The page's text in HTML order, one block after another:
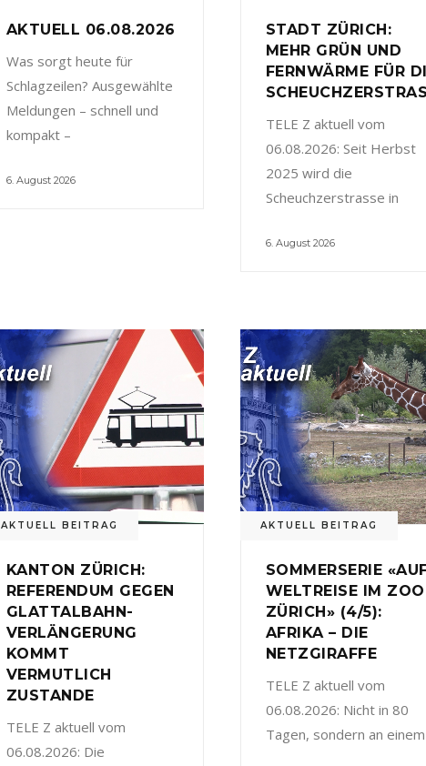
AKTUELL 06.08.2026
Was sorgt heute für
Schlagzeilen? Ausgewählte
Meldungen – schnell und
kompakt –
6. August 2026
STADT ZÜRICH:
MEHR GRÜN UND
FERNWÄRME FÜR
TELE Z aktuell vom
06.08.2026: Seit Herbst
2025 wird die
Scheuchzerstrasse in
6. August 2026
AKTUELL BEITRAG
KANTON ZÜRICH:
REFERENDUM GEGEN
GLATTALBAHN-
VERLÄNGERUNG
KOMMT
VERMUTLICH
ZUSTANDE
TELE Z aktuell vom
06.08.2026: Die
AKTUELL BEITRAG
SOMMERSERIE
WELTREISE IM ZOO
ZÜRICH» (4/5):
AFRIKA – DIE
NETZGIRAFFE
TELE Z aktuell vom
06.08.2026: Nicht in 80
Tagen, sondern an einem